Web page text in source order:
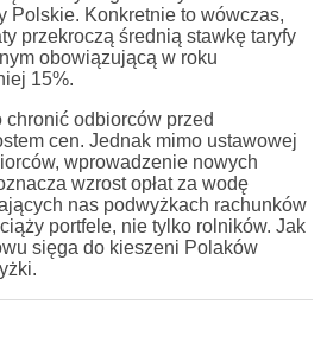
Polskie. Konkretnie to wówczas,
przekroczą średnią stawkę taryfy
obowiązującą w roku
15%.
odbiorców przed
cen. Jednak mimo ustawowej
wprowadzenie nowych
wzrost opłat za wodę
nas podwyżkach rachunków
portfele, nie tylko rolników. Jak
sięga do kieszeni Polaków